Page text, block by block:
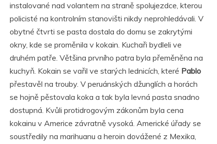
instalované nad volantem na straně spolujezdce, kterou
policisté na kontrolním stanovišti nikdy neprohledávali. V
obytné čtvrti se pasta dostala do domu se zakrytými
okny, kde se proměnila v kokain. Kuchaři bydleli ve
druhém patře. Většina prvního patra byla přeměněna na
kuchyň. Kokain se vařil ve starých lednicích, které Pablo
přestavěl na trouby. V peruánských džunglích a horách
se hojně pěstovala koka a tak byla levná pasta snadno
dostupná. Kvůli protidrogovým zákonům byla cena
kokainu v Americe závratně vysoká. Americké úřady se
soustředily na marihuanu a heroin dovážené z Mexika,